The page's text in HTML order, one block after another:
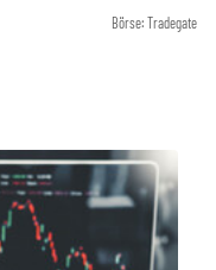
Börse: Tradegate